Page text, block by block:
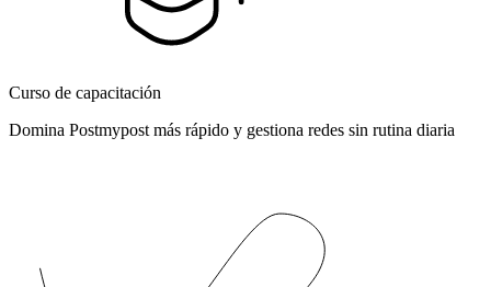
Curso de capacitación
Domina Postmypost más rápido y gestiona redes sin rutina diaria